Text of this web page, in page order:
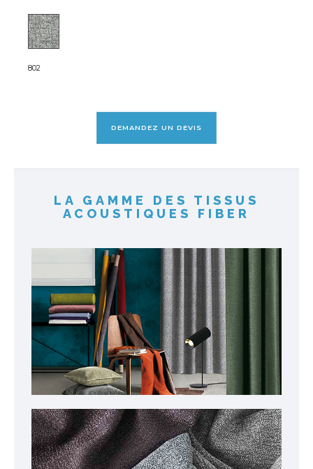
802
DEMANDEZ UN DEVIS
LA GAMME DES TISSUS
ACOUSTIQUES FIBER